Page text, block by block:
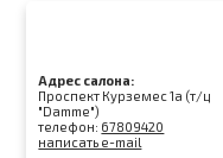
Адрес салона:
Проспект Курземес 1а (т/ц
"Damme")
телефон: 67809420
написать e-mail